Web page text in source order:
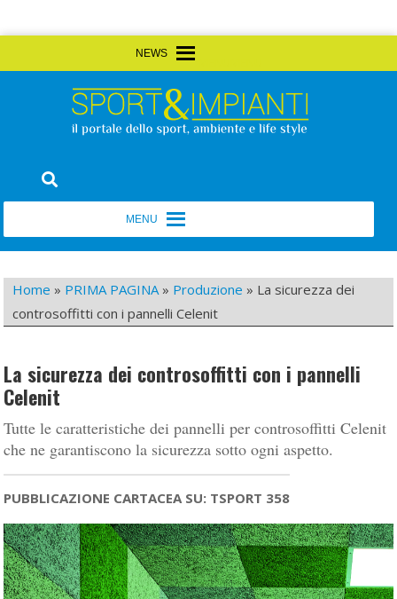
to
Sport&Impianti
Home » PRIMA PAGINA» Produzione » La sicurezza dei
controsoffitti con i pannelli Celenit
La sicurezza dei controsoffitti con i pannelli
Celenit
Tutte le caratteristiche dei pannelli per controsoffitti Celenit
che ne garantiscono la sicurezza sotto ogni aspetto.
PUBBLICAZIONE CARTACEA SU: TSPORT 358